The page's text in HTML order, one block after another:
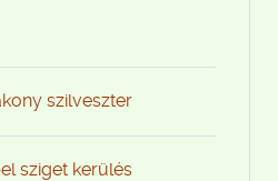
szilveszter
sziget kerülés